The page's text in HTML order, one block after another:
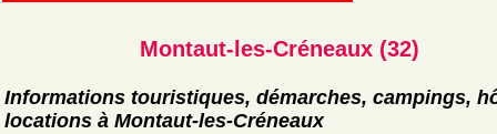
Montaut-les-Créneaux (32)
Informations touristiques, démarches, campings,
locations à Montaut-les-Créneaux